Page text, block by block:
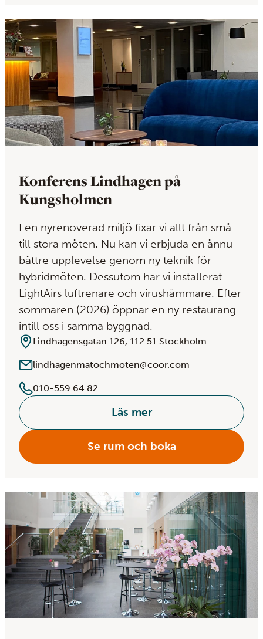
Konferens Lindhagen på
Kungsholmen
I en nyrenoverad miljö fixar vi allt från små
till stora möten. Nu kan vi erbjuda en ännu
bättre upplevelse genom ny teknik för
hybridmöten. Dessutom har vi installerat
LightAirs luftrenare och virushämmare. Efter
sommaren (2026) öppnar en ny restaurang
intill oss i samma byggnad.
Lindhagensgatan 126, 112 51 Stockholm
lindhagenmatochmoten@coor.com
010-559 64 82
Läs mer
Se rum och boka